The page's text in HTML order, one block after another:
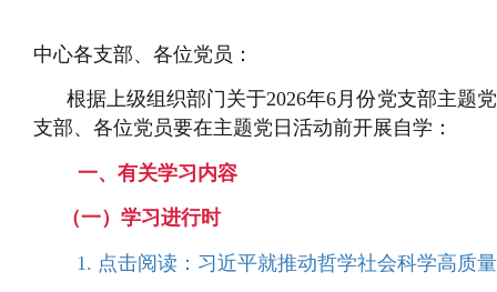
中心各支部、各位党员：
根据上级组织部门关于2026年6月份党支部主题
支部、各位党员要在主题党日活动前开展自学：
一、有关学习内容
（一）学习进行时
1. 点击阅读：习近平就推动哲学社会科学高质